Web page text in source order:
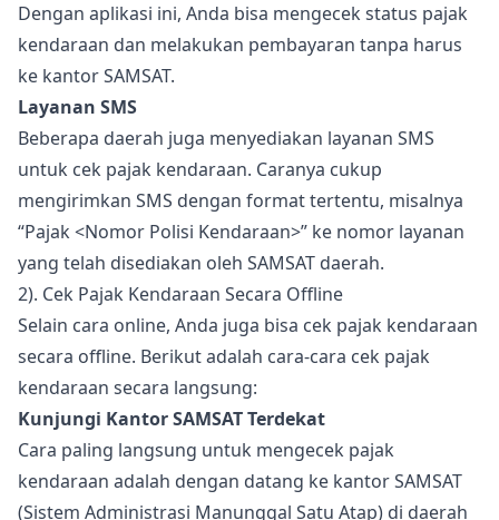
Dengan aplikasi ini, Anda bisa mengecek status pajak
kendaraan dan melakukan pembayaran tanpa harus
ke kantor SAMSAT.
Layanan SMS
Beberapa daerah juga menyediakan layanan SMS
untuk cek pajak kendaraan. Caranya cukup
mengirimkan SMS dengan format tertentu, misalnya
“Pajak <Nomor Polisi Kendaraan>” ke nomor layanan
yang telah disediakan oleh SAMSAT daerah.
2). Cek Pajak Kendaraan Secara Offline
Selain cara online, Anda juga bisa cek pajak kendaraan
secara offline. Berikut adalah cara-cara cek pajak
kendaraan secara langsung:
Kunjungi Kantor SAMSAT Terdekat
Cara paling langsung untuk mengecek pajak
kendaraan adalah dengan datang ke kantor SAMSAT
(Sistem Administrasi Manunggal Satu Atap) di daerah